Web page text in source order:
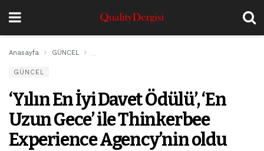
Anasayfa GÜNCEL
GÜNCEL
‘Yılın En İyi Davet Ödülü’, ‘En
Uzun Gece’ ile Thinkerbee
Experience Agency’nin oldu